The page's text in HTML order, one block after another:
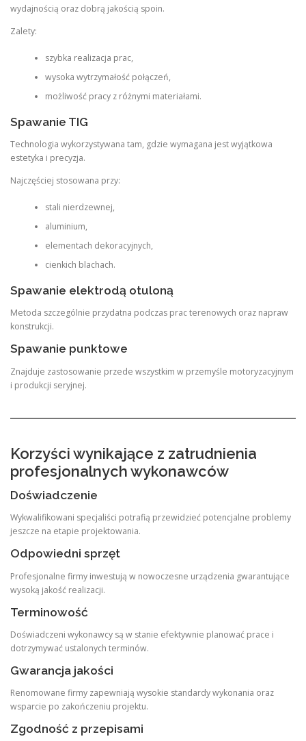
wydajnością oraz dobrą jakością spoin.
Zalety:
szybka realizacja prac,
wysoka wytrzymałość połączeń,
możliwość pracy z różnymi materiałami.
Spawanie TIG
Technologia wykorzystywana tam, gdzie wymagana jest wyjątkowa
estetyka i precyzja.
Najczęściej stosowana przy:
stali nierdzewnej,
aluminium,
elementach dekoracyjnych,
cienkich blachach.
Spawanie elektrodą otuloną
Metoda szczególnie przydatna podczas prac terenowych oraz napraw
konstrukcji.
Spawanie punktowe
Znajduje zastosowanie przede wszystkim w przemyśle motoryzacyjnym
i produkcji seryjnej.
Korzyści wynikające z zatrudnienia
profesjonalnych wykonawców
Doświadczenie
Wykwalifikowani specjaliści potrafią przewidzieć potencjalne problemy
jeszcze na etapie projektowania.
Odpowiedni sprzęt
Profesjonalne firmy inwestują w nowoczesne urządzenia gwarantujące
wysoką jakość realizacji.
Terminowość
Doświadczeni wykonawcy są w stanie efektywnie planować prace i
dotrzymywać ustalonych terminów.
Gwarancja jakości
Renomowane firmy zapewniają wysokie standardy wykonania oraz
wsparcie po zakończeniu projektu.
Zgodność z przepisami